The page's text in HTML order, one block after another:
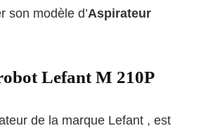
son modèle d’Aspirateur
Lefant M 210P
de la marque Lefant , est